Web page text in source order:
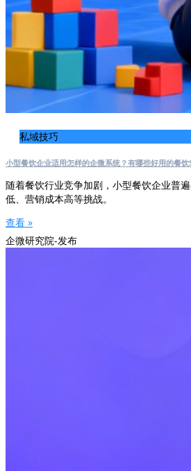
私域技巧
小型餐饮企业适用怎样的企微系统？有哪些好用的餐饮
随着餐饮行业竞争加剧，小型餐饮企业普
低、营销成本高等挑战。
查看 »
企微研究院-发布